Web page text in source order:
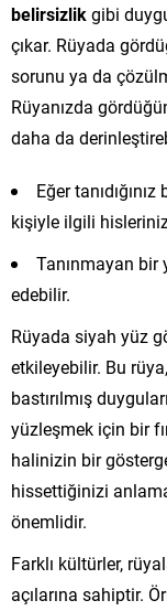
belirsizlikgibi
çıkar. Rüyada
sorunu ya da
Rüyanızda
daha da
Eğer
kişiyle ilgili
Tanınmayan bir
edebilir.
Rüyada siyah yüz
etkileyebilir. Bu
bastırılmış
yüzleşmek için bir
halinizin bir
hissettiğinizi
önemlidir.
Farklı kültürler,
açılarına sahiptir.